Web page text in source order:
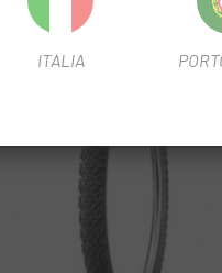
ITALIA